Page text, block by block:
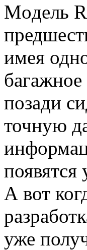
Moдель
имея
багажное
позади
точную
А вот
уже